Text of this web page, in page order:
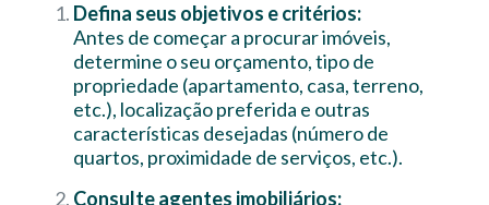
Defina seus objetivos e critérios:
Antes de começar a procurar imóveis,
determine o seu orçamento, tipo de
propriedade (apartamento, casa, terreno,
etc.), localização preferida e outras
características desejadas (número de
quartos, proximidade de serviços, etc.).
Consulte agentes imobiliários: